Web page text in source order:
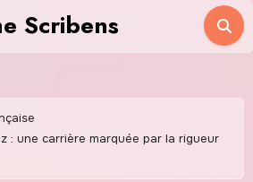
Scribens
: une carrière marquée par la rigueur